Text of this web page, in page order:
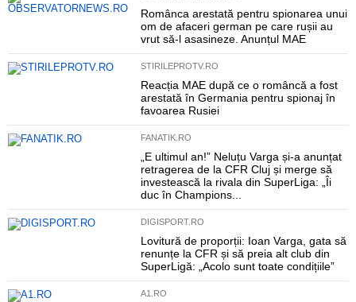
Românca arestată pentru spionarea unui
om de afaceri german pe care rușii au
vrut să-l asasineze. Anunțul MAE
STIRILEPROTV.RO
Reacția MAE după ce o româncă a fost
arestată în Germania pentru spionaj în
favoarea Rusiei
FANATIK.RO
„E ultimul an!” Neluțu Varga și-a anunțat
retragerea de la CFR Cluj și merge să
investească la rivala din SuperLiga: „Îi
duc în Champions...
DIGISPORT.RO
Lovitură de proporții: Ioan Varga, gata să
renunțe la CFR și să preia alt club din
SuperLigă: „Acolo sunt toate condițiile”
A1.RO